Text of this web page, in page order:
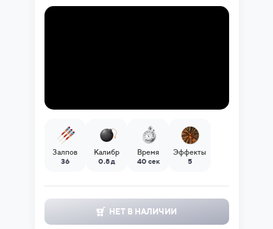
Залпов
36
Калибр
0.8 д
Время
40 сек
Эффекты
5
НЕТ В НАЛИЧИИ